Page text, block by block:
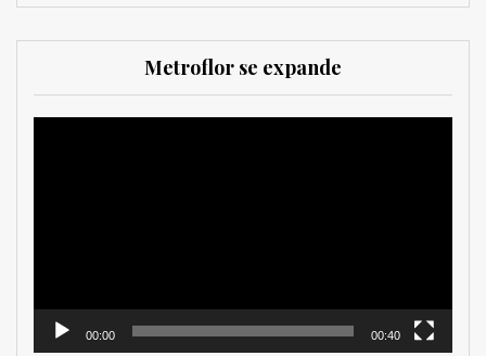
Metroflor se expande
00:00 00:40